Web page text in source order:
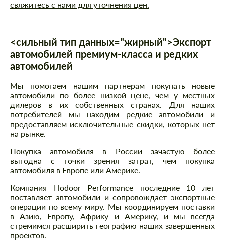
свяжитесь с нами для уточнения цен.
<сильный тип данных="жирный">Экспорт
автомобилей премиум-класса и редких
автомобилей
Мы помогаем нашим партнерам покупать новые
автомобили по более низкой цене, чем у местных
дилеров в их собственных странах. Для наших
потребителей мы находим редкие автомобили и
предоставляем исключительные скидки, которых нет
на рынке.
Покупка автомобиля в России зачастую более
выгодна с точки зрения затрат, чем покупка
автомобиля в Европе или Америке.
Компания Hodoor Performance последние 10 лет
поставляет автомобили и сопровождает экспортные
операции по всему миру. Мы координируем поставки
в Азию, Европу, Африку и Америку, и мы всегда
стремимся расширить географию наших завершенных
проектов.